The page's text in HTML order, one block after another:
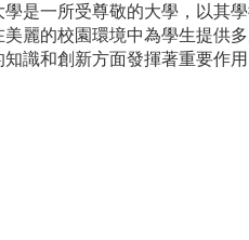
是一所受尊敬的大學，以其
麗的校園環境中為學生提供
識和創新方面發揮著重要作用